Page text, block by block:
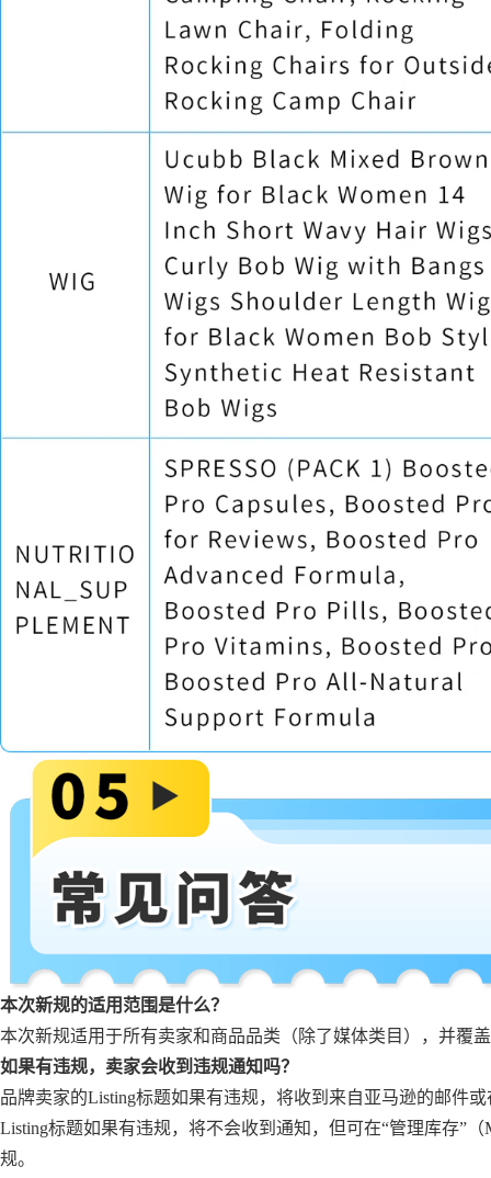
本次新规的适用范围是什么？
本次新规适用于所有卖家和商品品类（除了媒体类目），并覆
如果有违规，卖家会收到违规通知吗？
品牌卖家的Listing标题如果有违规，将收到来自亚马逊的邮件
Listing标题如果有违规，将不会收到通知，但可在“管理库存”
规。